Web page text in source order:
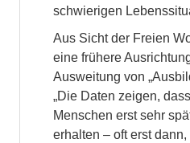
schwierigen
Aus Sicht der Freien
eine frühere
Ausweitung von
„Die Daten zeigen,
Menschen erst sehr
erhalten – oft erst